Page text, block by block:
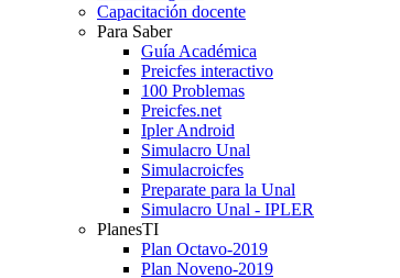
Capacitación docente
Para Saber
Guía Académica
Preicfes interactivo
100 Problemas
Preicfes.net
Ipler Android
Simulacro Unal
Simulacroicfes
Preparate para la Unal
Simulacro Unal - IPLER
PlanesTI
Plan Octavo-2019
Plan Noveno-2019